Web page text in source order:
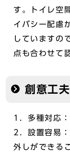
す。トイレ空
イバシー配慮
していますの
点も合わせて
創意工夫
1．多種対応
2．設置容易
外しができる